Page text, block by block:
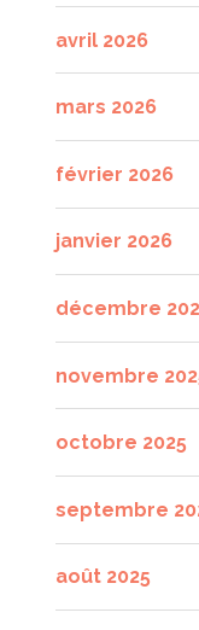
avril 2026
mars 2026
février 2026
janvier 2026
décembre
novembre
octobre 2025
septembre
août 2025